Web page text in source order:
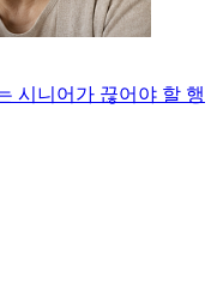
시니어가 끊어야 할 행